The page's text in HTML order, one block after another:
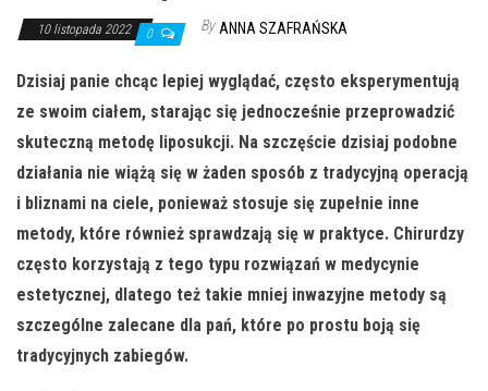
10 listopada 2022 0 By ANNA SZAFRAŃSKA
Dzisiaj panie chcąc lepiej wyglądać, często eksperymentują
ze swoim ciałem, starając się jednocześnie przeprowadzić
skuteczną metodę liposukcji. Na szczęście dzisiaj podobne
działania nie wiążą się w żaden sposób z tradycyjną operacją
i bliznami na ciele, ponieważ stosuje się zupełnie inne
metody, które również sprawdzają się w praktyce. Chirurdzy
często korzystają z tego typu rozwiązań w medycynie
estetycznej, dlatego też takie mniej inwazyjne metody są
szczególne zalecane dla pań, które po prostu boją się
tradycyjnych zabiegów.